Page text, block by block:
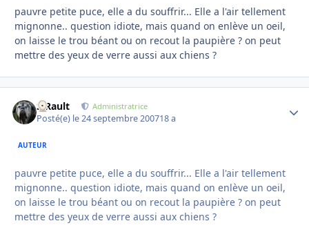
pauvre petite puce, elle a du souffrir... Elle a l'air tellement
mignonne.. question idiote, mais quand on enlève un oeil,
on laisse le trou béant ou on recout la paupière ? on peut
mettre des yeux de verre aussi aux chiens ?
S.Rault Administratrice
Posté(e) le 24 septembre 200718 a
AUTEUR
pauvre petite puce, elle a du souffrir... Elle a l'air tellement
mignonne.. question idiote, mais quand on enlève un oeil,
on laisse le trou béant ou on recout la paupière ? on peut
mettre des yeux de verre aussi aux chiens ?